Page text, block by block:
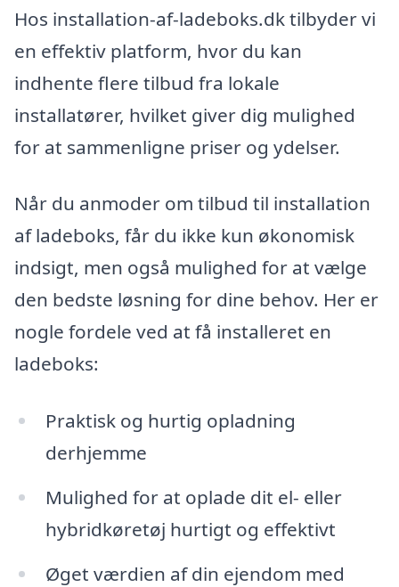
Hos installation-af-ladeboks.dk tilbyder vi
en effektiv platform, hvor du kan
indhente flere tilbud fra lokale
installatører, hvilket giver dig mulighed
for at sammenligne priser og ydelser.
Når du anmoder om tilbud til installation
af ladeboks, får du ikke kun økonomisk
indsigt, men også mulighed for at vælge
den bedste løsning for dine behov. Her er
nogle fordele ved at få installeret en
ladeboks:
Praktisk og hurtig opladning
derhjemme
Mulighed for at oplade dit el- eller
hybridkøretøj hurtigt og effektivt
Øget værdien af din ejendom med